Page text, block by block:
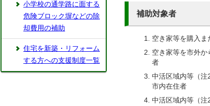
補助対象者
空き家等を購入
空き家等を市外
者
中活区域内等（注
市内在住者
中活区域内等（注
小学校の通学路に面する
危険ブロック塀などの除
却費用の補助
住宅を新築・リフォーム
する方への支援制度一覧